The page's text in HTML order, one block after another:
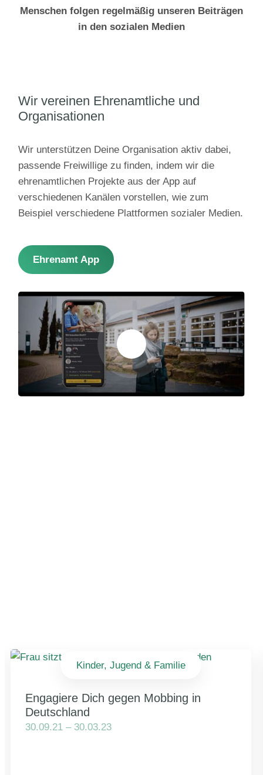
Menschen folgen regelmäßig unseren Beiträgen
in den sozialen Medien
Wir vereinen Ehrenamtliche und
Organisationen
Wir unterstützen Deine Organisation aktiv dabei,
passende Freiwillige zu finden, indem wir die
ehrenamtlichen Projekte aus der App auf
verschiedenen Kanälen vorstellen, wie zum
Beispiel verschiedene Plattformen sozialer Medien.
Ehrenamt App
Kinder, Jugend & Familie
Engagiere Dich gegen Mobbing in
Deutschland
30.09.21 – 30.03.23